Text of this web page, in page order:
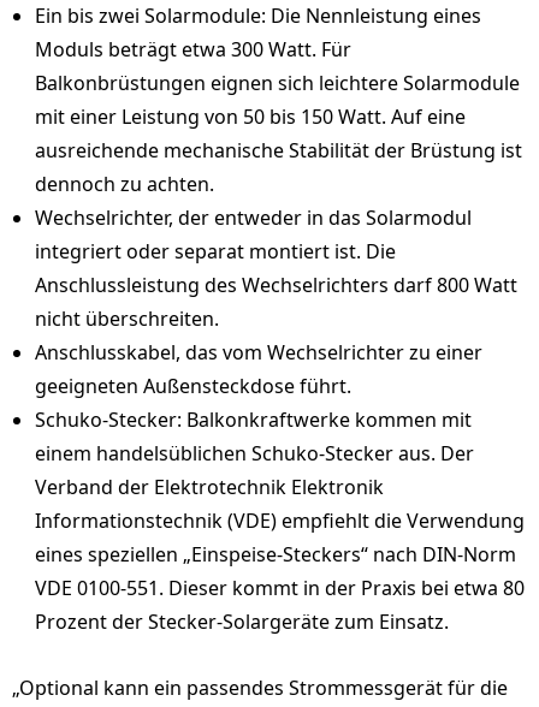
Ein bis zwei Solarmodule: Die Nennleistung eines
Moduls beträgt etwa 300 Watt. Für
Balkonbrüstungen eignen sich leichtere Solarmodule
mit einer Leistung von 50 bis 150 Watt. Auf eine
ausreichende mechanische Stabilität der Brüstung ist
dennoch zu achten.
Wechselrichter, der entweder in das Solarmodul
integriert oder separat montiert ist. Die
Anschlussleistung des Wechselrichters darf 800 Watt
nicht überschreiten.
Anschlusskabel, das vom Wechselrichter zu einer
geeigneten Außensteckdose führt.
Schuko-Stecker: Balkonkraftwerke kommen mit
einem handelsüblichen Schuko-Stecker aus. Der
Verband der Elektrotechnik Elektronik
Informationstechnik (VDE) empfiehlt die Verwendung
eines speziellen „Einspeise-Steckers“ nach DIN-Norm
VDE 0100-551. Dieser kommt in der Praxis bei etwa 80
Prozent der Stecker-Solargeräte zum Einsatz.
„Optional kann ein passendes Strommessgerät für die